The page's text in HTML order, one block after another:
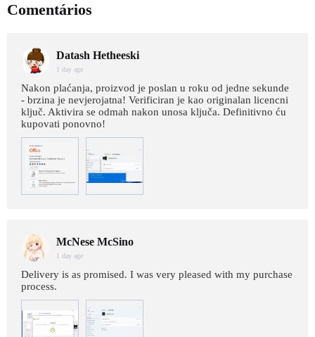
Comentários
Datash Hetheeski
1 day age
Nakon plaćanja, proizvod je poslan u roku od jedne sekunde
- brzina je nevjerojatna! Verificiran je kao originalan licencni
ključ. Aktivira se odmah nakon unosa ključa. Definitivno ću
kupovati ponovno!
McNese McSino
1 day age
Delivery is as promised. I was very pleased with my purchase
process.